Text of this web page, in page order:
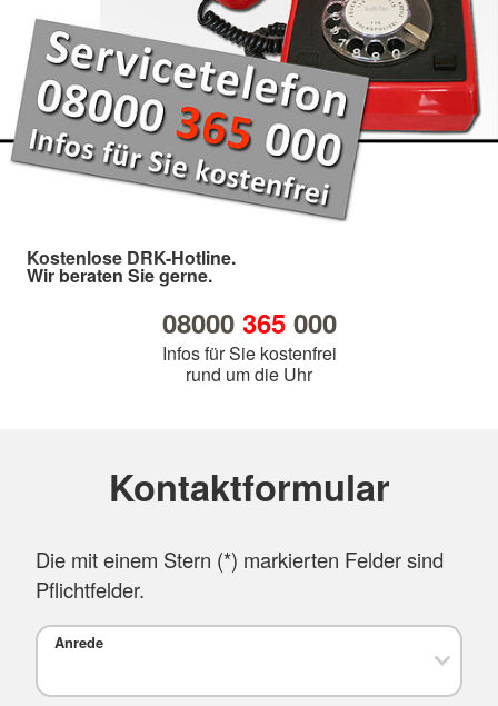
Kostenlose DRK-Hotline.
Wir beraten Sie gerne.
08000 365000
Infos für Sie kostenfrei
rund um die Uhr
Kontaktformular
Die mit einem Stern (*) markierten Felder sind
Pflichtfelder.
Anrede